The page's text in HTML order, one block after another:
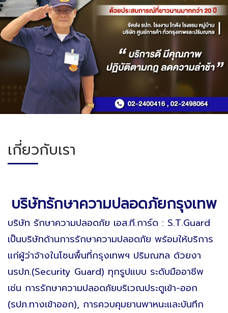
เกี่ยวกับเรา
บริษัทรักษาความปลอดภัยกรุงเทพ
บริษัท รักษาความปลอดภัย เอส.ที.การ์ด : S.T.Guard
เป็นบริษัทด้านการรักษาความปลอดภัย พร้อมให้บริการ
แก่ผู้ว่าจ้างในโซนพื้นที่กรุงเทพฯ ปริมณฑล ด้วยงา
นรปภ.(Security Guard) ทุกรูปแบบ ระดับมืออาชีพ
เช่น การรักษาความปลอดภัยบริเวณประตูเข้า-ออก
(รปภ.ทางเข้าออก), การควบคุมยานพาหนะและบันทึก